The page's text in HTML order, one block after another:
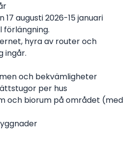
augusti 2026-15 januari
förlängning.
hyra av router och
ingår.
och bekvämligheter
per hus
och biorum på området (med